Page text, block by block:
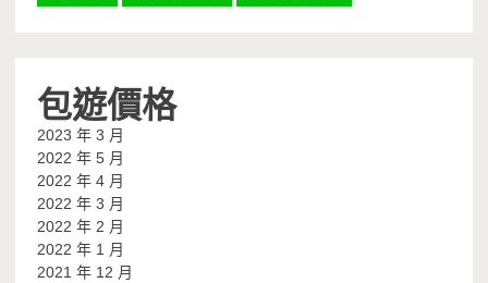
包遊價格
2023 年 3 月
2022 年 5 月
2022 年 4 月
2022 年 3 月
2022 年 2 月
2022 年 1 月
2021 年 12 月